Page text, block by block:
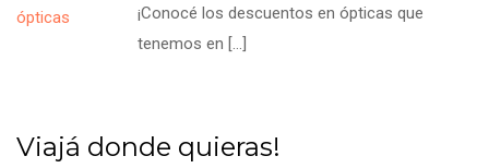
¡Conocé los descuentos en ópticas que
tenemos en […]
Viajá donde quieras!